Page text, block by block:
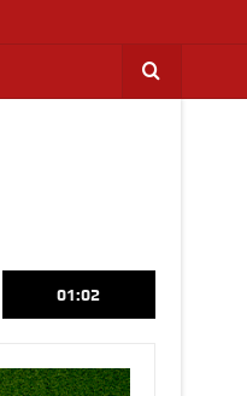
Buzzi por assédio sexual e
01:02